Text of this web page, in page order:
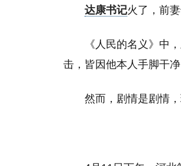
达康书记火了，前妻
《人民的名义》中
击，皆因他本人手脚干
然而，剧情是剧情